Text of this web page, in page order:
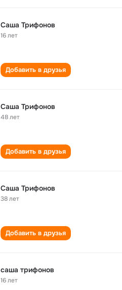
Саша Трифонов
16 лет
Добавить в друзья
Саша Трифонов
48 лет
Добавить в друзья
Саша Трифонов
38 лет
Добавить в друзья
саша трифонов
16 лет